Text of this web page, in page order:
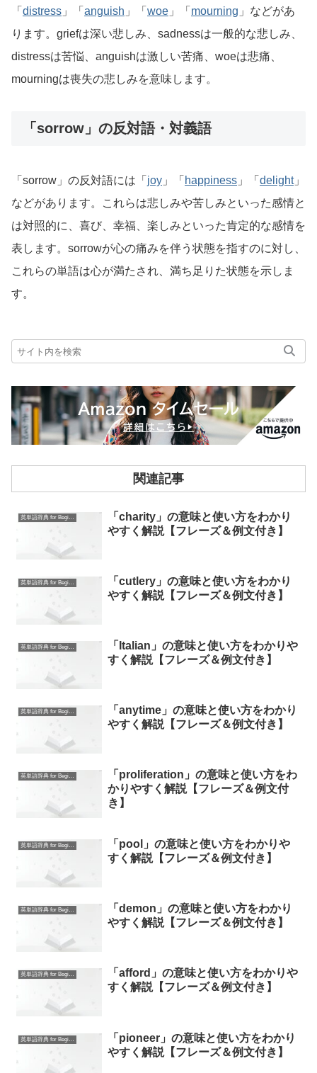
「 distress 」「 anguish 」「 woe 」「 mourning 」などがあ
ります。griefは深い悲しみ、sadnessは一般的な悲しみ、
distressは苦悩、anguishは激しい苦痛、woeは悲痛、
mourningは喪失の悲しみを意味します。
「sorrow」の反対語・対義語
「sorrow」の反対語には「 joy 」「 happiness 」「 delight」
などがあります。これらは悲しみや苦しみといった感情と
は対照的に、喜び、幸福、楽しみといった肯定的な感情を
表します。sorrowが心の痛みを伴う状態を指すのに対し、
これらの単語は心が満たされ、満ち足りた状態を示しま
す。
関連記事
英単語辞典 for Beginners
「charity」の意味と使い方をわかり
やすく解説【フレーズ＆例文付き】
英単語辞典 for Beginners
「cutlery」の意味と使い方をわかり
やすく解説【フレーズ＆例文付き】
英単語辞典 for Beginners
「Italian」の意味と使い方をわかりや
すく解説【フレーズ＆例文付き】
英単語辞典 for Beginners
「anytime」の意味と使い方をわかり
やすく解説【フレーズ＆例文付き】
英単語辞典 for Beginners
「proliferation」の意味と使い方をわ
かりやすく解説【フレーズ＆例文付
き】
英単語辞典 for Beginners
「pool」の意味と使い方をわかりや
すく解説【フレーズ＆例文付き】
英単語辞典 for Beginners
「demon」の意味と使い方をわかり
やすく解説【フレーズ＆例文付き】
英単語辞典 for Beginners
「afford」の意味と使い方をわかりや
すく解説【フレーズ＆例文付き】
英単語辞典 for Beginners
「pioneer」の意味と使い方をわかり
やすく解説【フレーズ＆例文付き】